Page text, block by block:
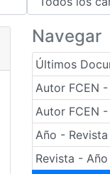
Navegar
Últimos
Autor FCEN
Autor FCEN
Año - Revista
Revista - Año